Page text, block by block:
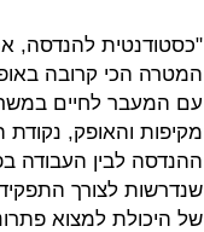
"כסטודנטית להנדסה,
המטרה הכי קרובה
עם המעבר לחיים
מקיפות והאופק,
ההנדסה לבין העבודה
שנדרשות לצורך
של היכולת למצוא